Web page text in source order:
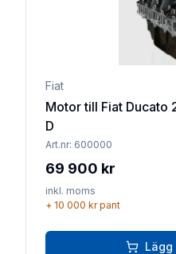
Fiat
Motor till Fiat Ducato
D
Art.nr: 600000
69 900 kr
inkl. moms
+ 10 000 krpant
Lägg